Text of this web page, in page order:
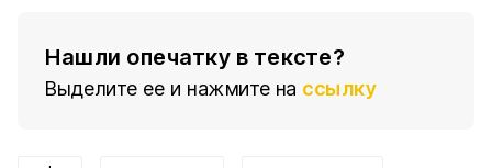
Нашли опечатку в тексте?
Выделите ее и нажмите на ссылку